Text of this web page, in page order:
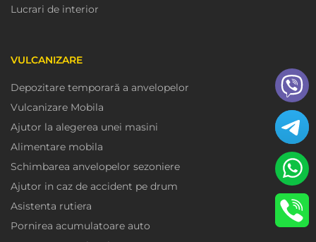
Lucrari de interior
VULCANIZARE
Depozitare temporară a anvelopelor
Vulcanizare Mobila
Ajutor la alegerea unei masini
Alimentare mobila
Schimbarea anvelopelor sezoniere
Ajutor in caz de accident pe drum
Asistenta rutiera
Pornirea acumulatoare auto